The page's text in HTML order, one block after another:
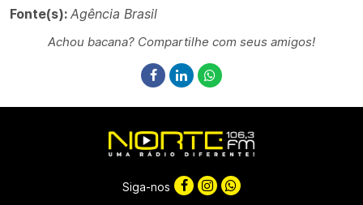
Fonte(s): Agência Brasil
Achou bacana? Compartilhe com seus amigos!
Siga-nos